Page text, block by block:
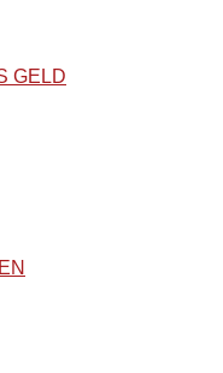
GELD